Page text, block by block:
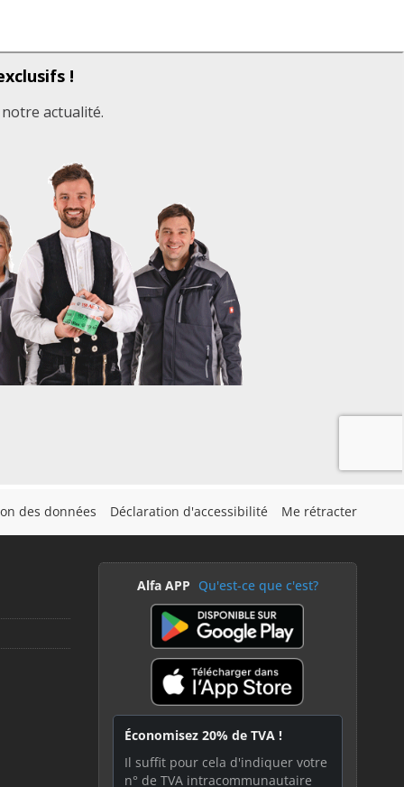
des données Déclaration d'accessibilité Me rétracter
Alfa APP Qu'est-ce que c'est?
Économisez 20% de TVA !
Il suffit pour cela d'indiquer votre
n° de TVA intracommunautaire